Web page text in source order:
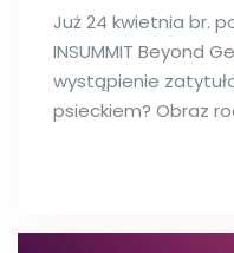
Już 24 kwietnia br.
INSUMMIT Beyond
wystąpienie
psieckiem? Obraz